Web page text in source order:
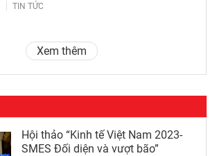
TIN TỨC
Xem thêm
Hội thảo “Kinh tế Việt Nam 2023-
SMES Đối diện và vượt bão”